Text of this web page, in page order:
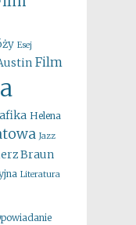
Esej
Film
Helena
Jazz
Braun
Literatura